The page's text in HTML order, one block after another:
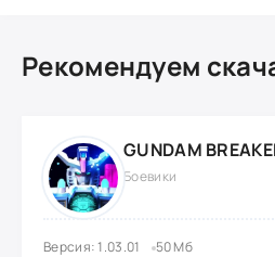
Рекомендуем
GUNDAM
Боевики
Версия: 1.03.01 50 Мб